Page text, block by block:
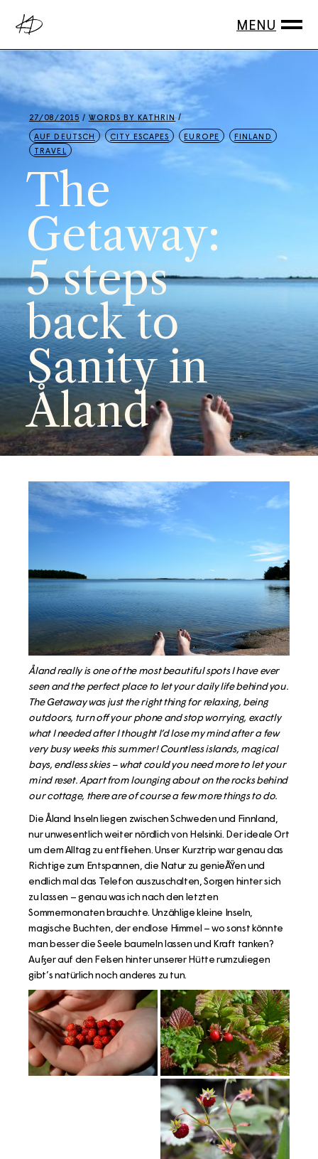
the
27/08/2015 WORDS BY KATHRIN
AUF DEUTSCH CITY ESCAPES EUROPE
FINLAND
TRAVEL
The
Getaway:
5 steps
back to
Sanity in
Åland
Åland really is one of the most beautiful spots I have ever
seen and the perfect place to let your daily life behind you.
The Getaway was just the right thing for relaxing, being
outdoors, turn off your phone and stop worrying, exactly
what I needed after I thought I’d lose my mind after a few
very busy weeks this summer! Countless islands, magical
bays, endless skies – what could you need more to let your
mind reset. Apart from lounging about on the rocks behind
our cottage, there are of course a few more things to do.
Die Åland Inseln liegen zwischen Schweden und Finnland,
nur unwesentlich weiter nördlich von Helsinki. Der ideale Ort
um dem Alltag zu entfliehen. Unser Kurztrip war genau das
Richtige zum Entspannen, die Natur zu genieÃŸen und
endlich mal das Telefon auszuschalten, Sorgen hinter sich
zu lassen – genau was ich nach den letzten
Sommermonaten brauchte. Unzählige kleine Inseln,
magische Buchten, der endlose Himmel – wo sonst könnte
man besser die Seele baumeln lassen und Kraft tanken?
Außer auf den Felsen hinter unserer Hütte rumzuliegen
gibt’s natürlich noch anderes zu tun.